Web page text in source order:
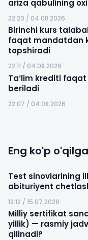
ariza qabulining
22:20 / 04.08.2026
Birinchi kurs
faqat mandatdan
topshiradi
22:11 / 04.08.2026
Ta‘lim krediti
beriladi
22:07 / 04.08.2026
Eng ko'p
Test sinovlarining
abituriyent
12:12 / 15.07.2026
Milliy sertifikat
yillik) — rasmiy
qilinadi?